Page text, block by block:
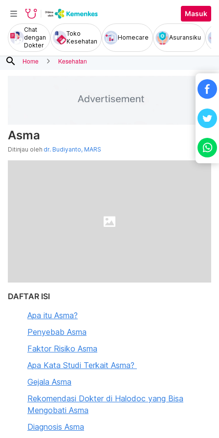
Masuk
Chat
dengan
Dokter
Toko
Kesehatan
Homecare Asuransiku
search Home Kesehatan
Asma
Ditinjau oleh dr. Budiyanto, MARS
DAFTAR ISI
Apa itu Asma?
Penyebab Asma
Faktor Risiko Asma
Apa Kata Studi Terkait Asma?
Gejala Asma
Rekomendasi Dokter di Halodoc yang Bisa
Mengobati Asma
Diagnosis Asma